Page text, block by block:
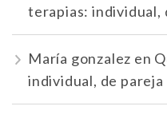
terapias: individual,
María gonzalez en
individual, de